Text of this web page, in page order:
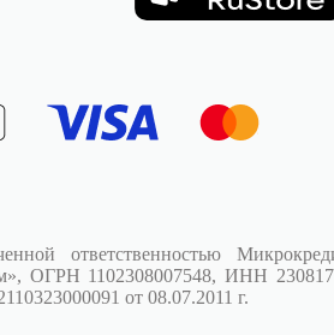
ответственностью
ОГРН 1102308007548, ИНН
от 08.07.2011 г.